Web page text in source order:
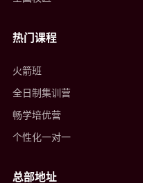
热门课程
火箭班
全日制集训营
畅学培优营
个性化一对一
总部地址